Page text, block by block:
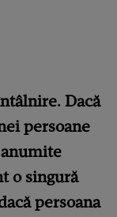
Dacă
persoane
o singură
persoana